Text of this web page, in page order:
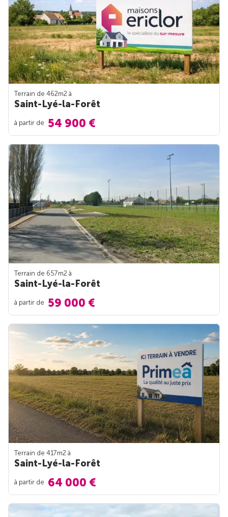
Terrain de 462m2 à
Saint-Lyé-la-Forêt
à partir de 54 900 €
Terrain de 657m2 à
Saint-Lyé-la-Forêt
à partir de 59 000 €
Terrain de 417m2 à
Saint-Lyé-la-Forêt
à partir de 64 000 €